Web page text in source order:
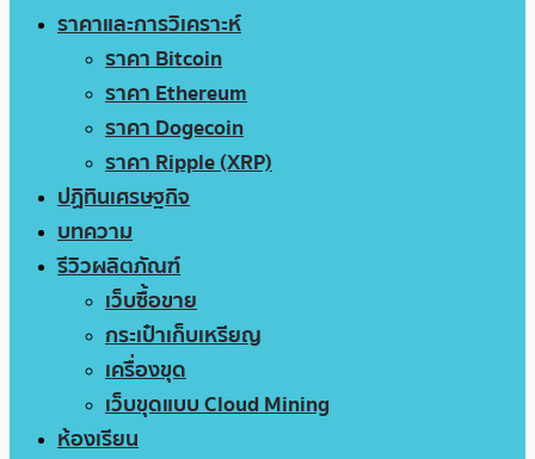
ราคาและการวิเคราะห์
ราคา Bitcoin
ราคา Ethereum
ราคา Dogecoin
ราคา Ripple (XRP)
ปฏิทินเศรษฐกิจ
บทความ
รีวิวผลิตภัณฑ์
เว็บซื้อขาย
กระเป๋าเก็บเหรียญ
เครื่องขุด
เว็บขุดแบบ Cloud Mining
ห้องเรียน